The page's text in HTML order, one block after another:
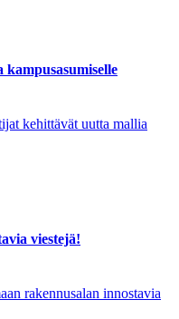
kehittävät uutta mallia
viestejä!
rakennusalan innostavia